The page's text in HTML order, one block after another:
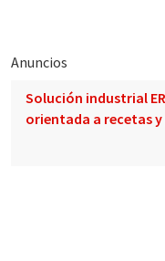
Anuncios
Solución industrial
orientada a recetas